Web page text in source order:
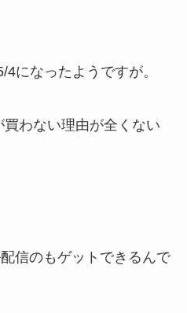
になったようですが。
わない理由が全くない
信のもゲットできるんで